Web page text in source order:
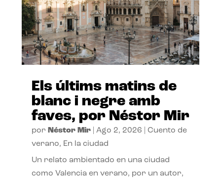
Els últims matins de
blanc i negre amb
faves, por Néstor Mir
por Néstor Mir| Ago 2, 2026
Cuento de
verano, En la ciudad
Un relato ambientado en una ciudad
como Valencia en verano, por un autor,